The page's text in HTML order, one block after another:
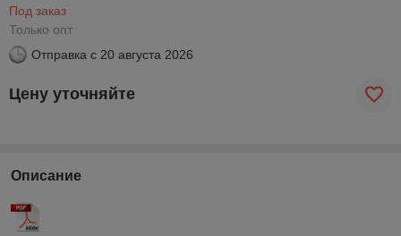
Под заказ
Только опт
Отправка с 20 августа 2026
Цену уточняйте
Описание